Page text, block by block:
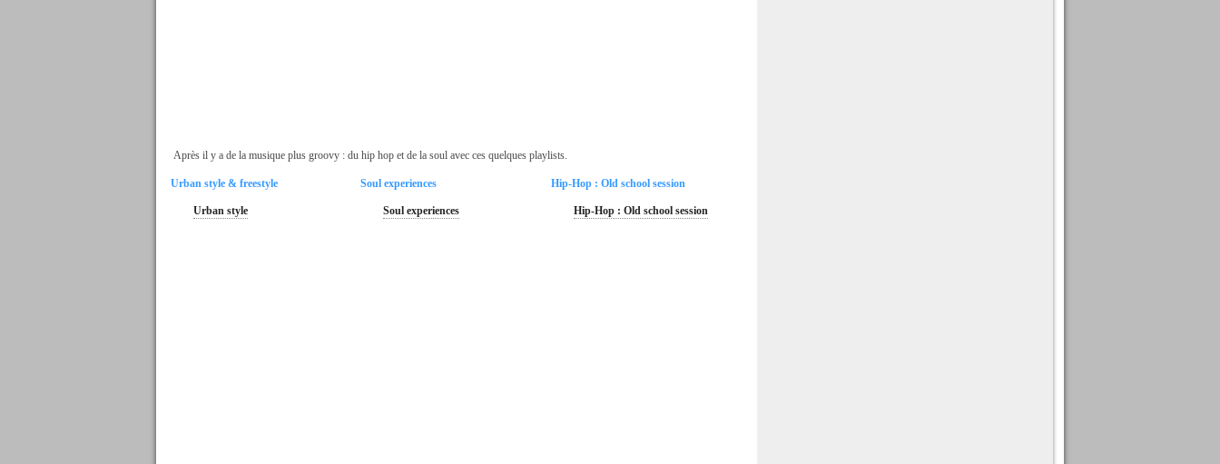
Après il y a de la musique plus groovy : du hip hop et de la soul avec ces quelques playlists.
Urban style & freestyle
Urban style
Soul experiences
Soul experiences
Hip-Hop : Old school session
Hip-Hop : Old school session